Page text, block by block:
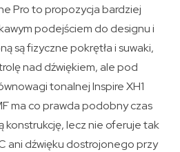
Pro to propozycja bardziej
podejściem do designu i
są fizyczne pokrętła i suwaki,
nad dźwiękiem, ale pod
tonalnej Inspire XH1
ma co prawda podobny czas
konstrukcję, lecz nie oferuje tak
ani dźwięku dostrojonego przy